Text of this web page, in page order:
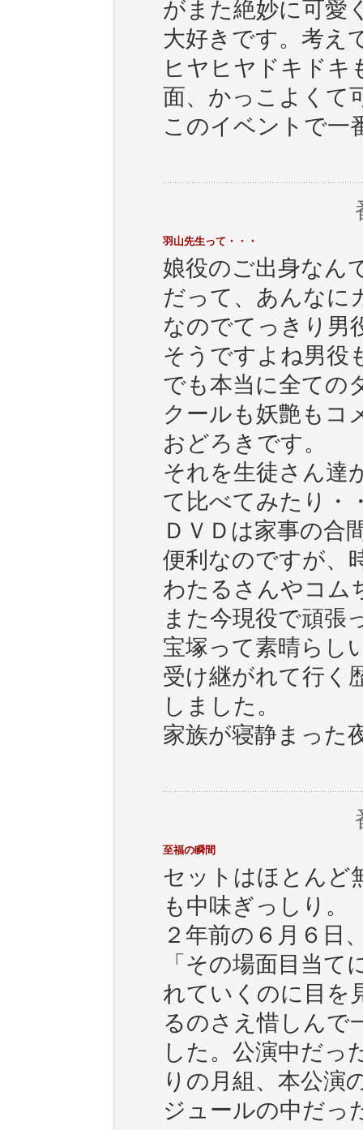
がまた絶妙に可愛
大好きです。考え
ヒヤヒヤドキドキ
面、かっこよくて
このイベントで一
羽山先生って・・・
娘役のご出身なん
だって、あんなに
なのでてっきり男
そうですよね男役
でも本当に全ての
クールも妖艶もコ
おどろきです。
それを生徒さん達
て比べてみたり・
ＤＶＤは家事の合
便利なのですが、
わたるさんやコム
また今現役で頑張
宝塚って素晴らし
受け継がれて行く
しました。
家族が寝静まった
至福の瞬間
セットはほとんど
も中味ぎっしり。
２年前の６月６日
「その場面目当
れていくのに目を
るのさえ惜しんで
した。公演中だっ
りの月組、本公演
ジュールの中だっ